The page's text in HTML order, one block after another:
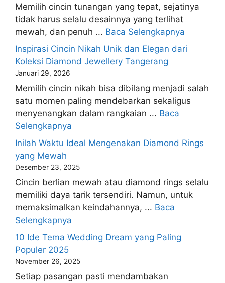
Memilih cincin tunangan yang tepat, sejatinya
tidak harus selalu desainnya yang terlihat
mewah, dan penuh ... Baca Selengkapnya
Inspirasi Cincin Nikah Unik dan Elegan dari
Koleksi Diamond Jewellery Tangerang
Januari 29, 2026
Memilih cincin nikah bisa dibilang menjadi salah
satu momen paling mendebarkan sekaligus
menyenangkan dalam rangkaian ... Baca
Selengkapnya
Inilah Waktu Ideal Mengenakan Diamond Rings
yang Mewah
Desember 23, 2025
Cincin berlian mewah atau diamond rings selalu
memiliki daya tarik tersendiri. Namun, untuk
memaksimalkan keindahannya, ... Baca
Selengkapnya
10 Ide Tema Wedding Dream yang Paling
Populer 2025
November 26, 2025
Setiap pasangan pasti mendambakan